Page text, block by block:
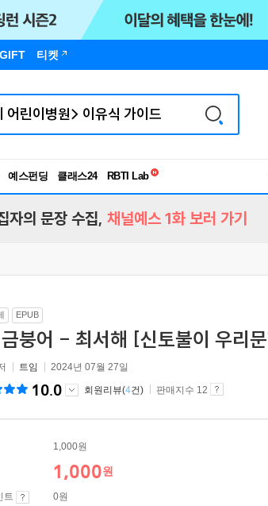
티켓
예스펀딩 클래스24
RBTI Lab
독서유형검사
자의 문장 수집, 채널예스 1화 보러 가기
EPUB
금붕어 - 최서해 [신토불이 우리
트임 2024년 07월 27일
10.0 회원리뷰(4건) 판매지수 12
1,000원
1,000원
트
0원